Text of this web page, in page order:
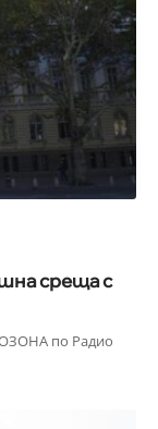
среща с
по Радио